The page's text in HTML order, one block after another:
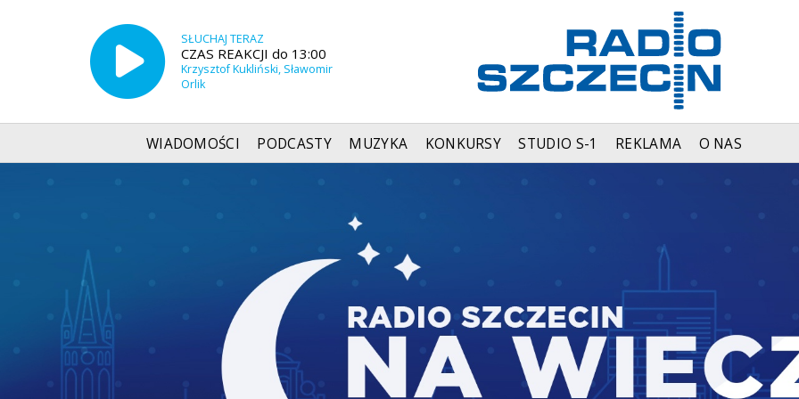
SŁUCHAJ TERAZ
CZAS REAKCJI do 13:00
Krzysztof Kukliński, Sławomir
Orlik
WIADOMOŚCI PODCASTY MUZYKA KONKURSY STUDIO S-1 REKLAMA O NAS